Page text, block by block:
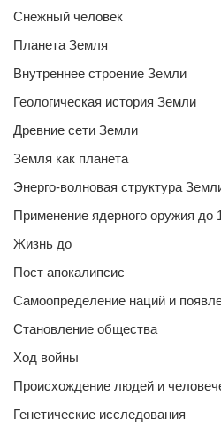
Снежный человек
Планета Земля
Внутреннее строение Земли
Геологическая история Земли
Древние сети Земли
Земля как планета
Энерго-волновая структура
Применение ядерного оружия до
Жизнь до
Пост апокалипсис
Самоопределение наций и
Становление общества
Ход войны
Происхождение людей и
Генетические исследования